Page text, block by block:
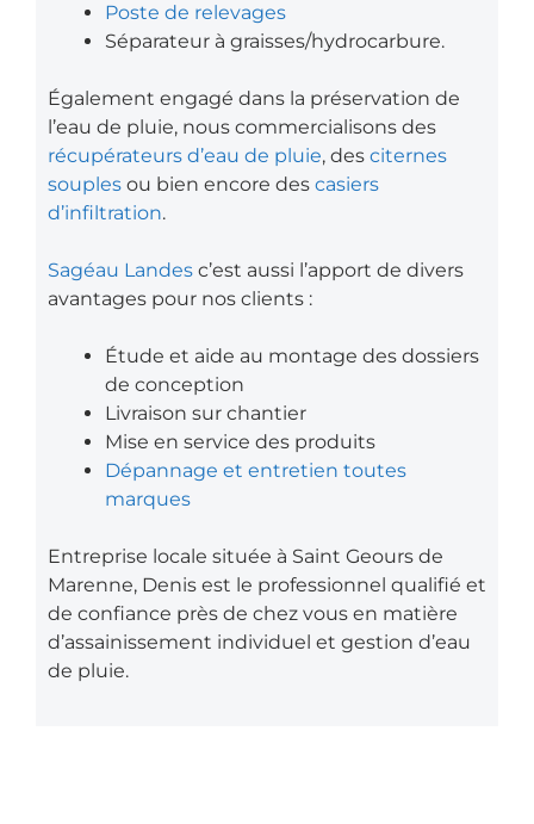
Poste de relevages
Séparateur à graisses/hydrocarbure.
Également engagé dans la préservation de
l’eau de pluie, nous commercialisons des
récupérateurs d’eau de pluie, des citernes
souples ou bien encore des casiers
d’infiltration.
Sagéau Landes c’est aussi l’apport de divers
avantages pour nos clients :
Étude et aide au montage des dossiers
de conception
Livraison sur chantier
Mise en service des produits
Dépannage et entretien toutes
marques
Entreprise locale située à Saint Geours de
Marenne, Denis est le professionnel qualifié et
de confiance près de chez vous en matière
d’assainissement individuel et gestion d’eau
de pluie.